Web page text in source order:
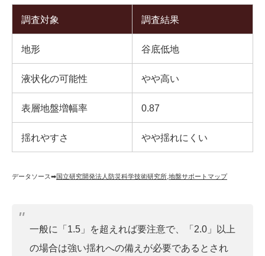
調査対象 調査結果
地形 谷底低地
液状化の可能性 やや高い
表層地盤増幅率 0.87
揺れやすさ やや揺れにくい
データソース➡︎国立研究開発法人防災科学技術研究所 地盤サポートマップ
一般に「1.5」を超えれば要注意で、「2.0」以上
の場合は強い揺れへの備えが必要であるとされ